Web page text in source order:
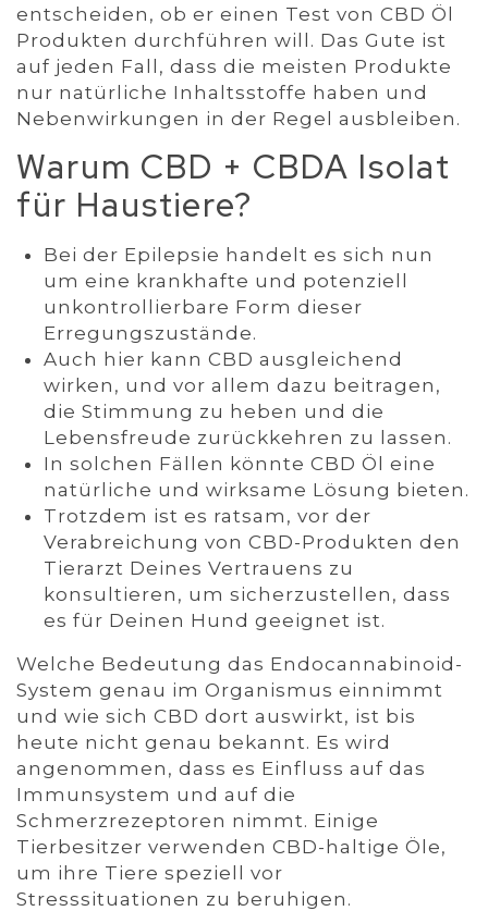
entscheiden, ob er einen Test von CBD Öl
Produkten durchführen will. Das Gute ist
auf jeden Fall, dass die meisten Produkte
nur natürliche Inhaltsstoffe haben und
Nebenwirkungen in der Regel ausbleiben.
Warum CBD + CBDA Isolat
für Haustiere?
Bei der Epilepsie handelt es sich nun
um eine krankhafte und potenziell
unkontrollierbare Form dieser
Erregungszustände.
Auch hier kann CBD ausgleichend
wirken, und vor allem dazu beitragen,
die Stimmung zu heben und die
Lebensfreude zurückkehren zu lassen.
In solchen Fällen könnte CBD Öl eine
natürliche und wirksame Lösung bieten.
Trotzdem ist es ratsam, vor der
Verabreichung von CBD-Produkten den
Tierarzt Deines Vertrauens zu
konsultieren, um sicherzustellen, dass
es für Deinen Hund geeignet ist.
Welche Bedeutung das Endocannabinoid-
System genau im Organismus einnimmt
und wie sich CBD dort auswirkt, ist bis
heute nicht genau bekannt. Es wird
angenommen, dass es Einfluss auf das
Immunsystem und auf die
Schmerzrezeptoren nimmt. Einige
Tierbesitzer verwenden CBD-haltige Öle,
um ihre Tiere speziell vor
Stresssituationen zu beruhigen.